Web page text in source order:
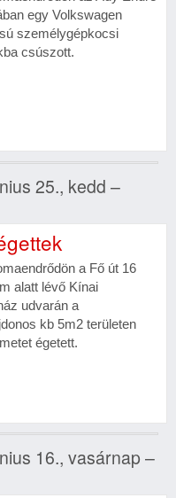
egy Volkswagen
személygépkocsi
csúszott.
25., kedd –
a Fő út 16
alatt lévő Kínai
udvarán a
kb 5m2 területen
égetett.
16., vasárnap –